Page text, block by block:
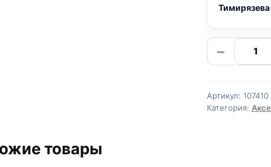
−
товара
Артикул: 107410
Категория:
товары